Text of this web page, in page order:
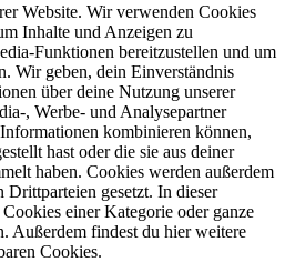
Website. Wir verwenden Cookies
Inhalte und Anzeigen zu
Funktionen bereitzustellen und um
Wir geben, dein Einverständnis
über deine Nutzung unserer
, Werbe- und Analysepartner
kombinieren können,
hast oder die sie aus deiner
haben. Cookies werden außerdem
Drittparteien gesetzt. In dieser
einer Kategorie oder ganze
Außerdem findest du hier weitere
Cookies.